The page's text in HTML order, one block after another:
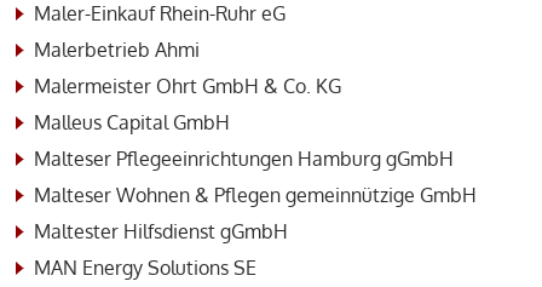
Maler-Einkauf Rhein-Ruhr eG
Malerbetrieb Ahmi
Malermeister Ohrt GmbH & Co. KG
Malleus Capital GmbH
Malteser Pflegeeinrichtungen Hamburg gGmbH
Malteser Wohnen & Pflegen gemeinnützige GmbH
Maltester Hilfsdienst gGmbH
MAN Energy Solutions SE